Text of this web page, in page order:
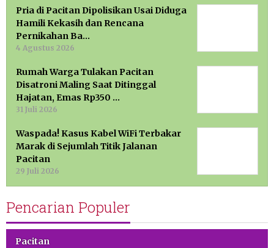
Pria di Pacitan Dipolisikan Usai Diduga
Hamili Kekasih dan Rencana
Pernikahan Ba…
4 Agustus 2026
Rumah Warga Tulakan Pacitan
Disatroni Maling Saat Ditinggal
Hajatan, Emas Rp350 …
31 Juli 2026
Waspada! Kasus Kabel WiFi Terbakar
Marak di Sejumlah Titik Jalanan
Pacitan
29 Juli 2026
Pencarian Populer
Pacitan